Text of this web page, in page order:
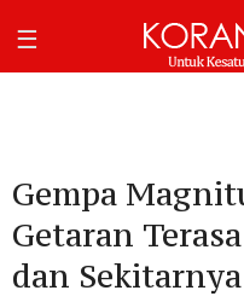
Gempa
Getaran
dan Sekitarnya ‎